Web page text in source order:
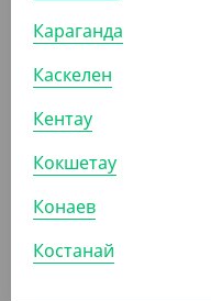
Караганда
Каскелен
Кентау
Кокшетау
Конаев
Костанай